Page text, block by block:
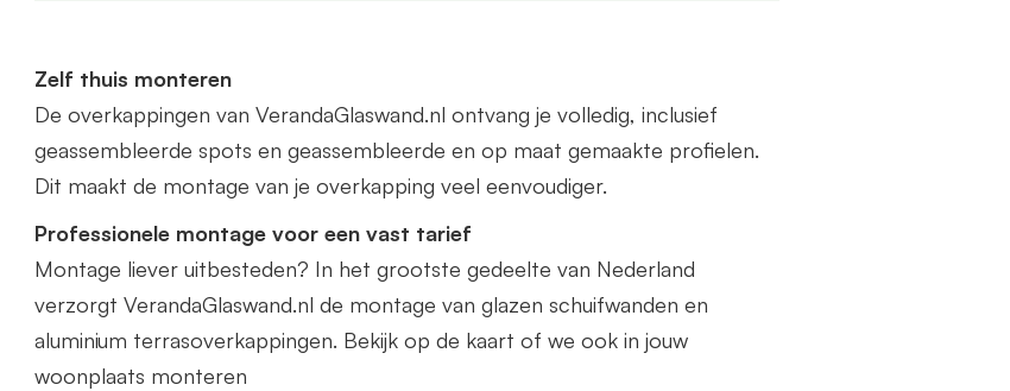
Zelf thuis monteren
De overkappingen van VerandaGlaswand.nl ontvang je volledig, inclusief
geassembleerde spots en geassembleerde en op maat gemaakte profielen.
Dit maakt de montage van je overkapping veel eenvoudiger.
Professionele montage voor een vast tarief
Montage liever uitbesteden? In het grootste gedeelte van Nederland
verzorgt VerandaGlaswand.nl de montage van glazen schuifwanden en
aluminium terrasoverkappingen. Bekijk op de kaart of we ook in jouw
woonplaats monteren